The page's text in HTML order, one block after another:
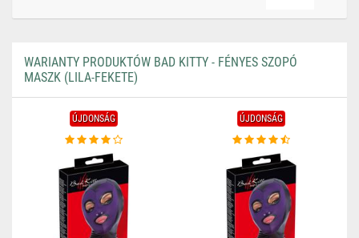
WARIANTY PRODUKTÓW BAD KITTY - FÉNYES SZOPÓ
MASZK (LILA-FEKETE)
ÚJDONSÁG ÚJDONSÁG